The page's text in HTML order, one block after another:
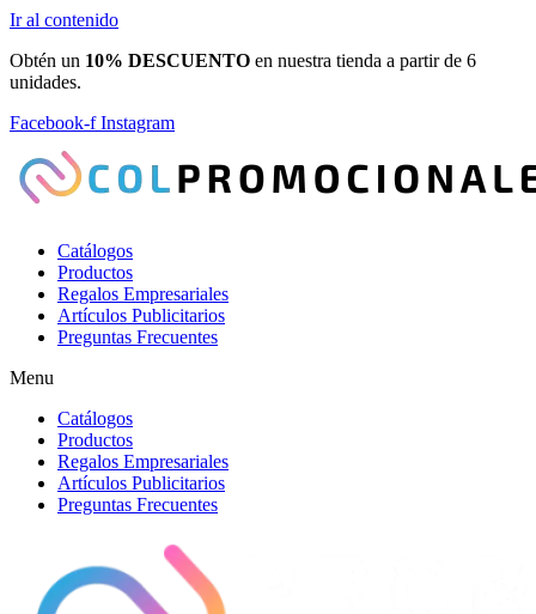
Ir al contenido
Obtén un 10% DESCUENTO en nuestra tienda a partir de 6
unidades.
Facebook-f Instagram
Catálogos
Productos
Regalos Empresariales
Artículos Publicitarios
Preguntas Frecuentes
Menu
Catálogos
Productos
Regalos Empresariales
Artículos Publicitarios
Preguntas Frecuentes